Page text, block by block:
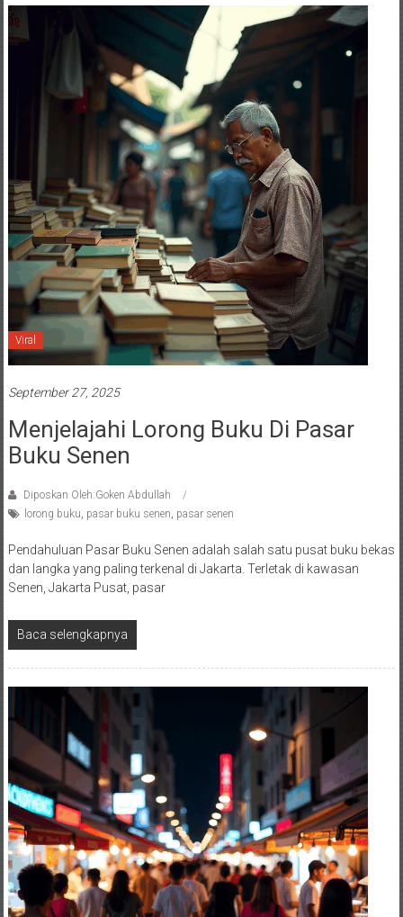
Viral
September 27, 2025
Menjelajahi Lorong Buku Di Pasar
Buku Senen
Diposkan Oleh:Goken Abdullah
lorong buku, pasar buku senen, pasar senen
Pendahuluan Pasar Buku Senen adalah salah satu pusat buku bekas
dan langka yang paling terkenal di Jakarta. Terletak di kawasan
Senen, Jakarta Pusat, pasar
Baca selengkapnya